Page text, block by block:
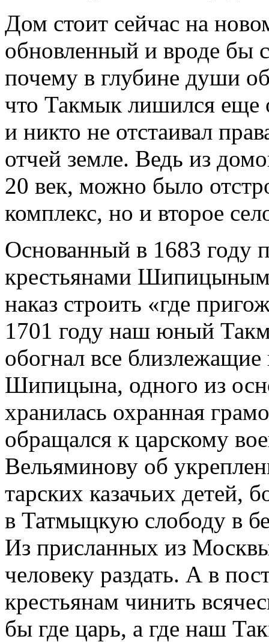
Дом стоит сейчас на
обновленный и вроде бы
почему в глубине души
что Такмык лишился еще
и никто не отстаивал
отчей земле. Ведь из
20 век, можно было
комплекс, но и второе
Основанный в 1683 году
крестьянами
наказ строить «где
1701 году наш юный
обогнал все
Шипицына, одного из
хранилась охранная
обращался к царскому
Вельяминову об
тарских казачьих детей,
в Татмыцкую слободу в
Из присланных из
человеку раздать. А в
крестьянам чинить
бы где царь, а где наш